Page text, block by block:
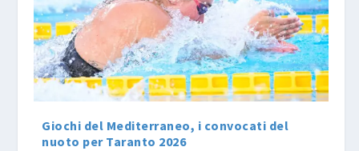
Giochi del Mediterraneo, i convocati del
nuoto per Taranto 2026